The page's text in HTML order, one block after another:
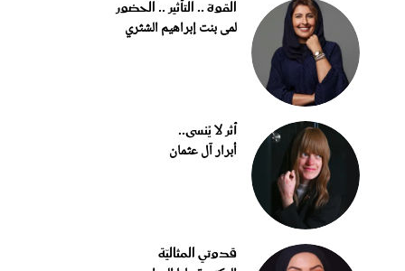
القوة .. التأثير .. الحضور
لمى بنت إبراهيم الشثري
أثر لا يُنسى..
أبرار آل عثمان
قدوتي المثاليّة